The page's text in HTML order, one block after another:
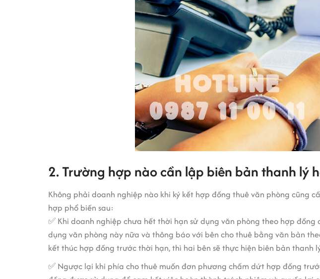
2. Trường hợp nào cần lập biên bản thanh lý
Không phải doanh nghiệp nào khi ký kết hợp đồng thuê văn phòng cũng
hợp phổ biến sau:
✅ Khi doanh nghiệp chưa hết thời hạn sử dụng văn phòng theo hợp
dụng văn phòng này nữa và thông báo với bên cho thuê bằng văn bản
kết thúc hợp đồng trước thời hạn, thì hai bên sẽ thực hiện biên bản thanh
✅ Ngược lại khi phía cho thuê muốn đơn phương chấm dứt hợp đồng